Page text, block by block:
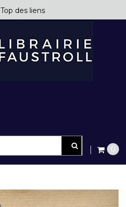
Top des liens
0